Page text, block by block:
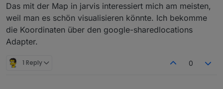
Das mit der Map in jarvis interessiert mich am meisten,
weil man es schön visualisieren könnte. Ich bekomme
die Koordinaten über den google-sharedlocations
Adapter.
1 Reply 0